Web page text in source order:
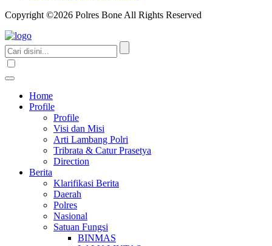
Copyright ©2026 Polres Bone All Rights Reserved
Home
Profile
Profile
Visi dan Misi
Arti Lambang Polri
Tribrata & Catur Prasetya
Direction
Berita
Klarifikasi Berita
Daerah
Polres
Nasional
Satuan Fungsi
BINMAS